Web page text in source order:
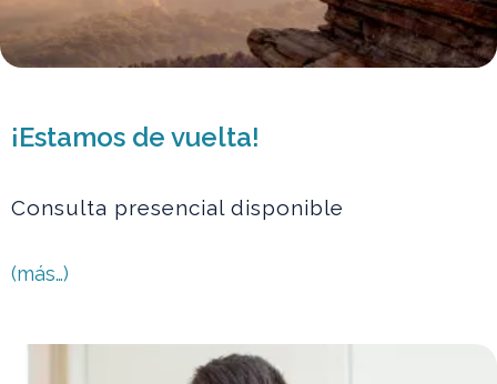
¡Estamos de vuelta!
Consulta presencial disponible
(más…)